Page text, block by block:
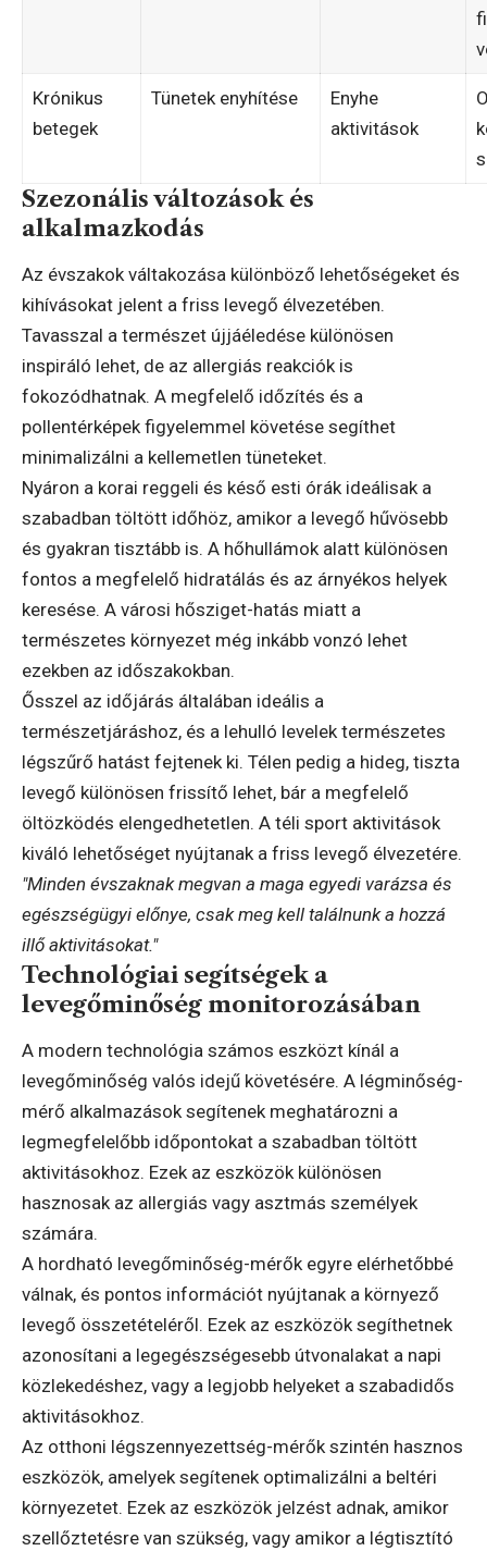
Krónikus
betegek
Tünetek enyhítése
Enyhe
aktivitások
Szezonális változások és
alkalmazkodás
Az évszakok váltakozása különböző lehetőségeket és
kihívásokat jelent a friss levegő élvezetében.
Tavasszal a természet újjáéledése különösen
inspiráló lehet, de az allergiás reakciók is
fokozódhatnak. A megfelelő időzítés és a
pollentérképek figyelemmel követése segíthet
minimalizálni a kellemetlen tüneteket.
Nyáron a korai reggeli és késő esti órák ideálisak a
szabadban töltött időhöz, amikor a levegő hűvösebb
és gyakran tisztább is. A hőhullámok alatt különösen
fontos a megfelelő hidratálás és az árnyékos helyek
keresése. A városi hősziget-hatás miatt a
természetes környezet még inkább vonzó lehet
ezekben az időszakokban.
Ősszel az időjárás általában ideális a
természetjáráshoz, és a lehulló levelek természetes
légszűrő hatást fejtenek ki. Télen pedig a hideg, tiszta
levegő különösen frissítő lehet, bár a megfelelő
öltözködés elengedhetetlen. A téli sport aktivitások
kiváló lehetőséget nyújtanak a friss levegő élvezetére.
"Minden évszaknak megvan a maga egyedi varázsa és
egészségügyi előnye, csak meg kell találnunk a hozzá
illő aktivitásokat."
Technológiai segítségek a
levegőminőség monitorozásában
A modern technológia számos eszközt kínál a
levegőminőség valós idejű követésére. A légminőség-
mérő alkalmazások segítenek meghatározni a
legmegfelelőbb időpontokat a szabadban töltött
aktivitásokhoz. Ezek az eszközök különösen
hasznosak az allergiás vagy asztmás személyek
számára.
A hordható levegőminőség-mérők egyre elérhetőbbé
válnak, és pontos információt nyújtanak a környező
levegő összetételéről. Ezek az eszközök segíthetnek
azonosítani a legegészségesebb útvonalakat a napi
közlekedéshez, vagy a legjobb helyeket a szabadidős
aktivitásokhoz.
Az otthoni légszennyezettség-mérők szintén hasznos
eszközök, amelyek segítenek optimalizálni a beltéri
környezetet. Ezek az eszközök jelzést adnak, amikor
szellőztetésre van szükség, vagy amikor a légtisztító